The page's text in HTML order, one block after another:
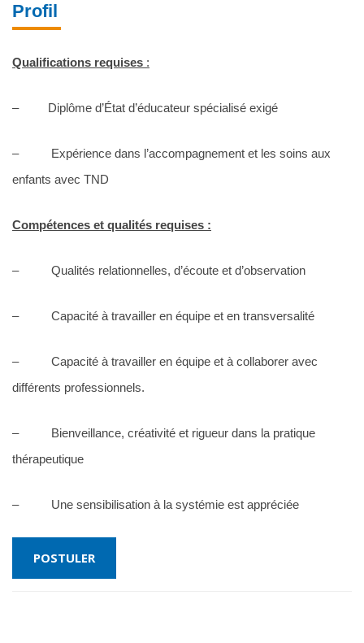
Profil
Qualifications requises :
– Diplôme d’État d’éducateur spécialisé exigé
– Expérience dans l’accompagnement et les soins aux
enfants avec TND
Compétences et qualités requises :
– Qualités relationnelles, d’écoute et d’observation
– Capacité à travailler en équipe et en transversalité
– Capacité à travailler en équipe et à collaborer avec
différents professionnels.
– Bienveillance, créativité et rigueur dans la pratique
thérapeutique
– Une sensibilisation à la systémie est appréciée